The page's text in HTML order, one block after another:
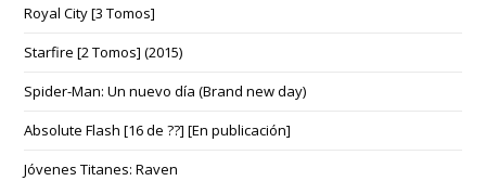
Royal City [3 Tomos]
Starfire [2 Tomos] (2015)
Spider-Man: Un nuevo día (Brand new day)
Absolute Flash [16 de ??] [En publicación]
Jóvenes Titanes: Raven